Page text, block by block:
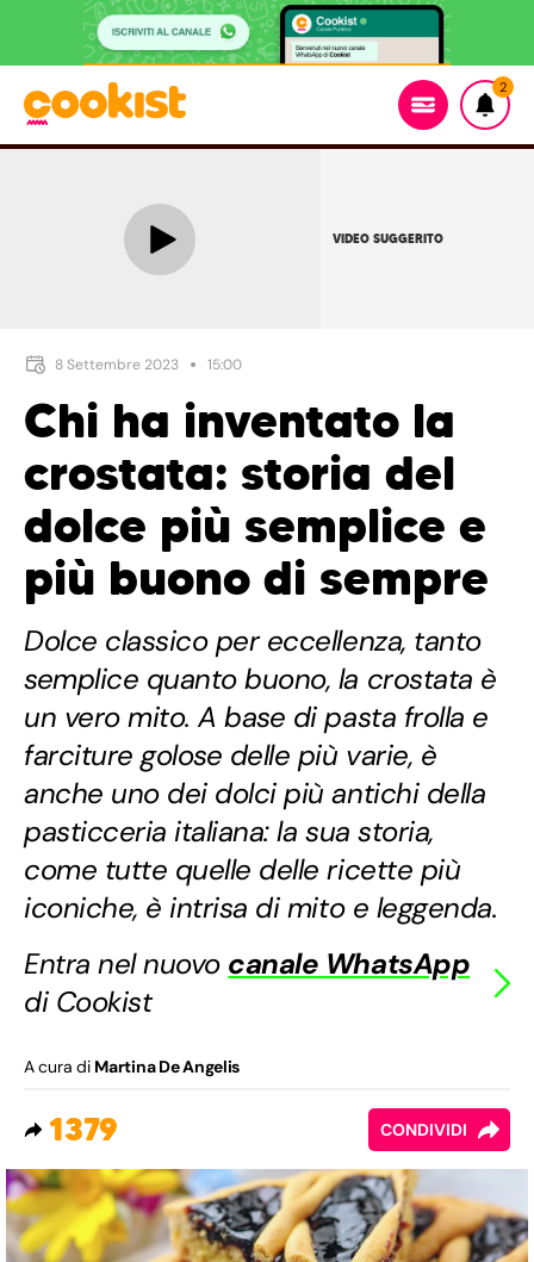
2
VIDEO SUGGERITO
8 Settembre 2023 15:00
Chi ha inventato la
crostata: storia del
dolce più semplice e
più buono di sempre
Dolce classico per eccellenza, tanto
semplice quanto buono, la crostata è
un vero mito. A base di pasta frolla e
farciture golose delle più varie, è
anche uno dei dolci più antichi della
pasticceria italiana: la sua storia,
come tutte quelle delle ricette più
iconiche, è intrisa di mito e leggenda.
Entra nel nuovo canale WhatsApp
di Cookist
A cura di Martina De Angelis
1379 CONDIVIDI